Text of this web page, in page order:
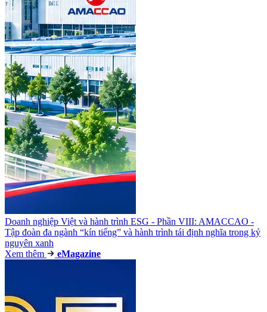
Doanh nghiệp Việt và hành trình ESG - Phần VIII: AMACCAO -
Tập đoàn đa ngành “kín tiếng” và hành trình tái định nghĩa trong kỷ
nguyên xanh
Xem thêm
eMagazine